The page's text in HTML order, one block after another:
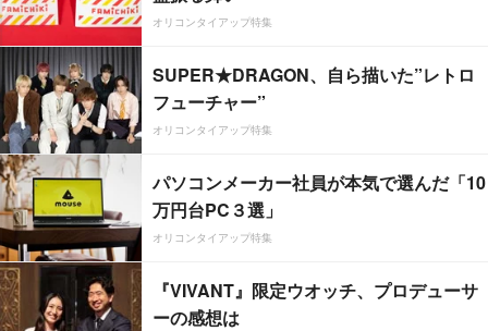
オリコンタイアップ特集
SUPER★DRAGON、自ら描いた”レトロ
フューチャー”
オリコンタイアップ特集
パソコンメーカー社員が本気で選んだ「10
万円台PC３選」
オリコンタイアップ特集
『VIVANT』限定ウオッチ、プロデューサ
ーの感想は